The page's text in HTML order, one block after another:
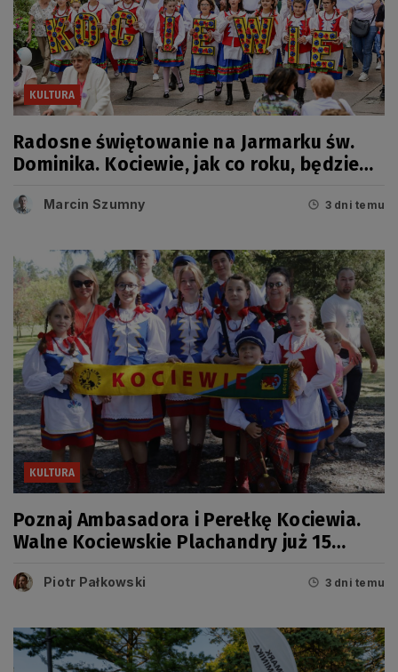
KULTURA
Radosne świętowanie na Jarmarku św.
Dominika. Kociewie, jak co roku, będzie
Marcin Szumny 3 dni temu
KULTURA
Poznaj Ambasadora i Perełkę Kociewia.
Walne Kociewskie Plachandry już 15
Piotr Pałkowski 3 dni temu